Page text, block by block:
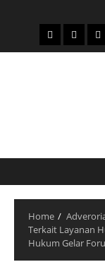
Home
Terkait Layanan
Hukum Gelar